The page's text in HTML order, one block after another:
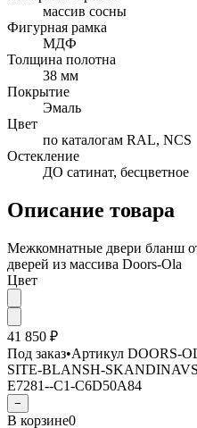
массив сосны
Фигурная рамка
МДФ
Толщина полотна
38 мм
Покрытие
Эмаль
Цвет
по каталогам RAL, NCS
Остекление
ДО сатинат, бесцветное
Описание товара
Межкомнатные двери бланш
дверей из массива Doors-Ola
Цвет
41 850 ₽
Под заказ•Артикул DOORS-
SITE-BLANSH-
E7281--C1-C6D50A84
−
В корзине0